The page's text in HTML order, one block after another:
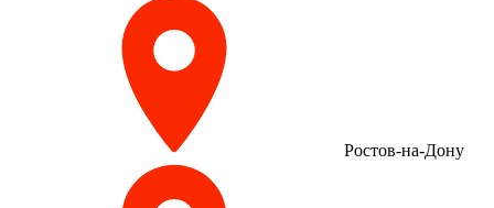
Ростов-на-Дону